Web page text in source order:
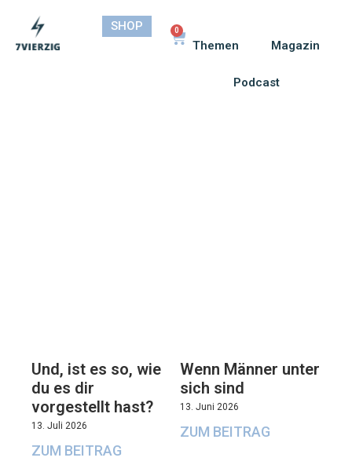
SHOP 0
Themen Magazin
Podcast
Und, ist es so, wie
du es dir
vorgestellt hast?
13. Juli 2026
ZUM BEITRAG
Wenn Männer unter
sich sind
13. Juni 2026
ZUM BEITRAG